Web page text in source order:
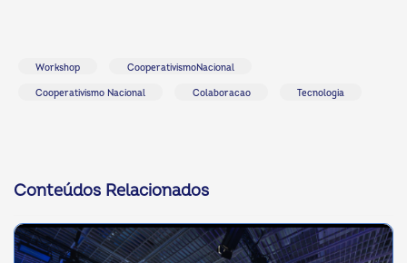
Workshop CooperativismoNacional
Cooperativismo Nacional Colaboracao Tecnologia
Conteúdos Relacionados